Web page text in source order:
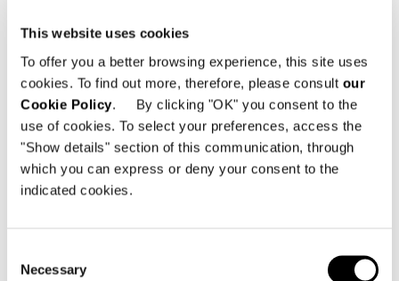
This website uses cookies
To offer you a better browsing experience, this site uses
cookies. To find out more, therefore, please consult our
Cookie Policy. By clicking "OK" you consent to the
use of cookies. To select your preferences, access the
"Show details" section of this communication, through
which you can express or deny your consent to the
indicated cookies.
Selection
Necessary
Technical Features
CONSOLLE 236X61XH58,5 CM